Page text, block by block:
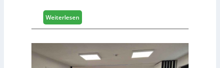
Weiterlesen
M
b
e